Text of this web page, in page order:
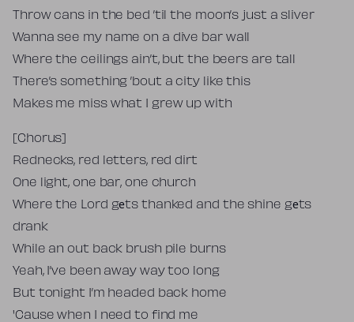
Throw cans in the bed ’til the moon’s just a sliver
Wanna see my name on a dive bar wall
Where the ceilings ain’t, but the beers are tall
There’s something ’bout a city like this
Makes me miss what I grew up with
[Chorus]
Rednecks, red letters, red dirt
One light, one bar, one church
Where the Lord gеts thanked and the shine gеts
drank
While an out back brush pile burns
Yeah, I’ve been away way too long
But tonight I’m headed back home
'Cause when I need to find me